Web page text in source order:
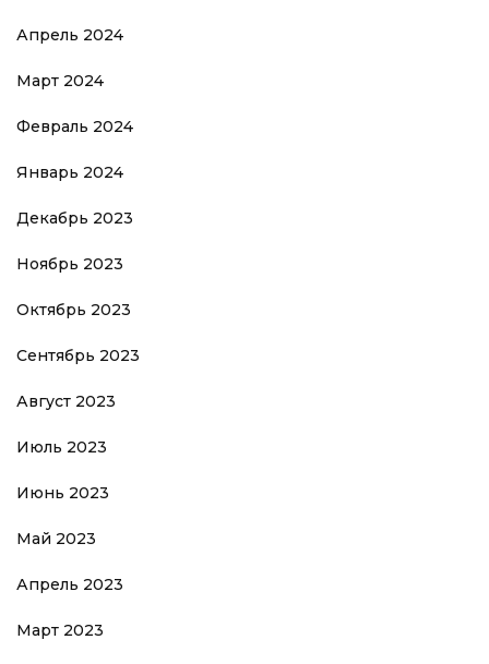
Апрель 2024
Март 2024
Февраль 2024
Январь 2024
Декабрь 2023
Ноябрь 2023
Октябрь 2023
Сентябрь 2023
Август 2023
Июль 2023
Июнь 2023
Май 2023
Апрель 2023
Март 2023